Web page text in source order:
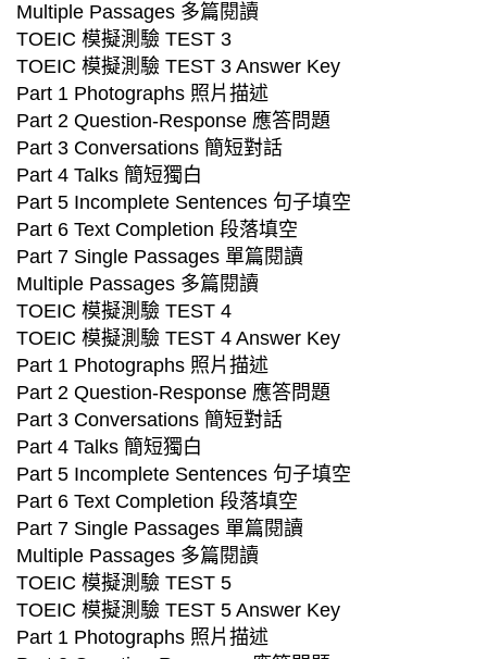
Multiple Passages 多篇閱讀
TOEIC 模擬測驗 TEST 3
TOEIC 模擬測驗 TEST 3 Answer Key
Part 1 Photographs 照片描述
Part 2 Question-Response 應答問題
Part 3 Conversations 簡短對話
Part 4 Talks 簡短獨白
Part 5 Incomplete Sentences 句子填空
Part 6 Text Completion 段落填空
Part 7 Single Passages 單篇閱讀
Multiple Passages 多篇閱讀
TOEIC 模擬測驗 TEST 4
TOEIC 模擬測驗 TEST 4 Answer Key
Part 1 Photographs 照片描述
Part 2 Question-Response 應答問題
Part 3 Conversations 簡短對話
Part 4 Talks 簡短獨白
Part 5 Incomplete Sentences 句子填空
Part 6 Text Completion 段落填空
Part 7 Single Passages 單篇閱讀
Multiple Passages 多篇閱讀
TOEIC 模擬測驗 TEST 5
TOEIC 模擬測驗 TEST 5 Answer Key
Part 1 Photographs 照片描述